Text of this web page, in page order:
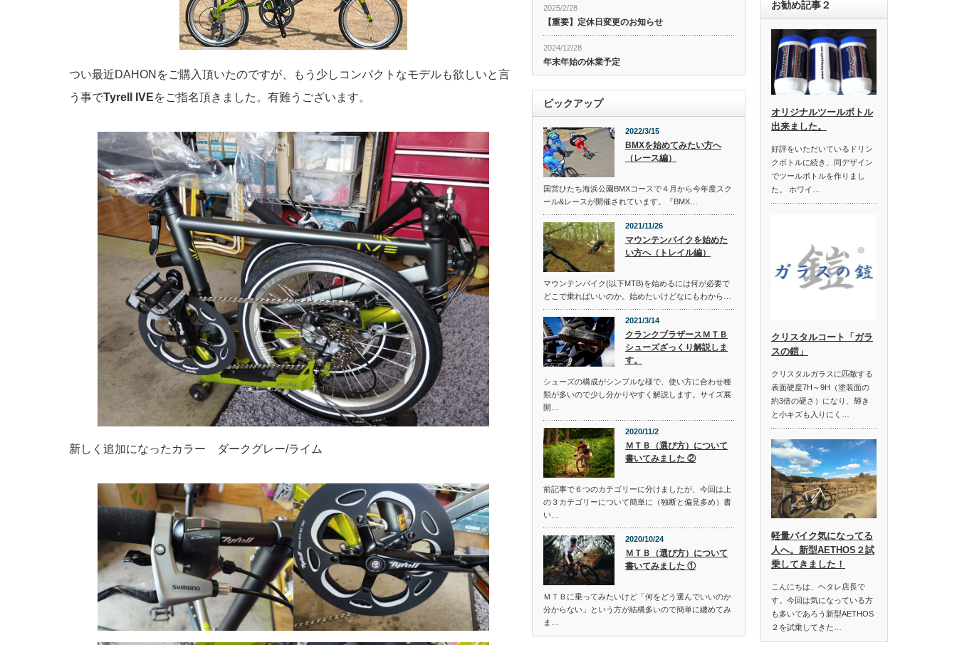
つい最近DAHONをご購入頂いたのですが、もう少しコンパクトなモデルも欲しいと言
う事でTyrell IVEをご指名頂きました。有難うございます。
新しく追加になったカラー ダークグレー/ライム
2025/2/28
【重要】定休日変更のお知らせ
2024/12/28
年末年始の休業予定
ピックアップ
2022/3/15
BMXを始めてみたい方へ
（レース編）
国営ひたち海浜公園BMXコースで４月から今年度スク
ール&レースが開催されています。『BMX…
2021/11/26
マウンテンバイクを始めた
い方へ（トレイル編）
マウンテンバイク(以下MTB)を始めるには何が必要で
どこで乗ればいいのか。始めたいけどなにもわから…
2021/3/14
クランクブラザースＭＴＢ
シューズざっくり解説しま
す。
シューズの構成がシンプルな様で、使い方に合わせ種
類が多いので少し分かりやすく解説します。サイズ展
開…
2020/11/2
ＭＴＢ（選び方）について
書いてみました ②
前記事で６つのカテゴリーに分けましたが、今回は上
の３カテゴリーについて簡単に（独断と偏見多め）書
い…
2020/10/24
ＭＴＢ（選び方）について
書いてみました ①
ＭＴＢに乗ってみたいけど「何をどう選んでいいのか
分からない」という方が結構多いので簡単に纏めてみ
ま…
お勧め記事２
オリジナルツールボトル
出来ました。
好評をいただいているドリン
クボトルに続き、同デザイン
でツールボトルを作りまし
た。 ホワイ…
クリスタルコート「ガラ
スの鎧」
クリスタルガラスに匹敵する
表面硬度7H～9H（塗装面の
約3倍の硬さ）になり、輝き
と小キズも入りにく…
軽量バイク気になってる
人へ。新型AETHOS２試
乗してきました！
こんにちは、ヘタレ店長で
す。今回は気になっている方
も多いであろう新型AETHOS
２を試乗してきた…